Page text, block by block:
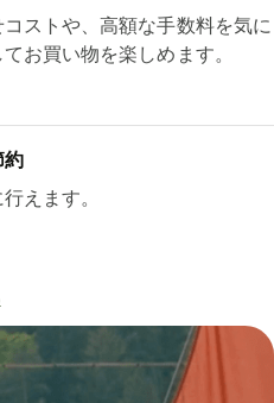
ストや、高額な手数料を気に
お買い物を楽しめます。
約
えます。